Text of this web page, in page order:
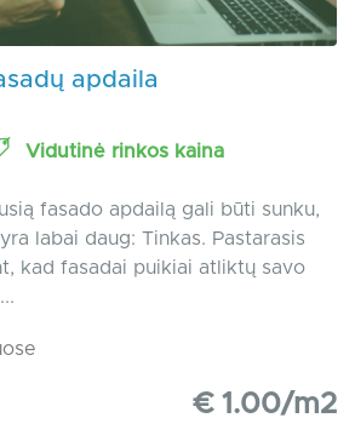
apdaila
Vidutinė rinkos kaina
fasado apdailą gali būti sunku,
labai daug: Tinkas. Pastarasis
kad fasadai puikiai atliktų savo
€ 1.00/m2